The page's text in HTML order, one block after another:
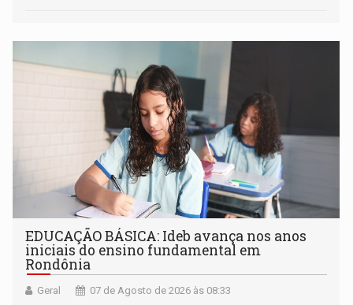
EDUCAÇÃO BÁSICA: Ideb avança nos anos
iniciais do ensino fundamental em
Rondônia
Geral 07 de Agosto de 2026 às 08:33